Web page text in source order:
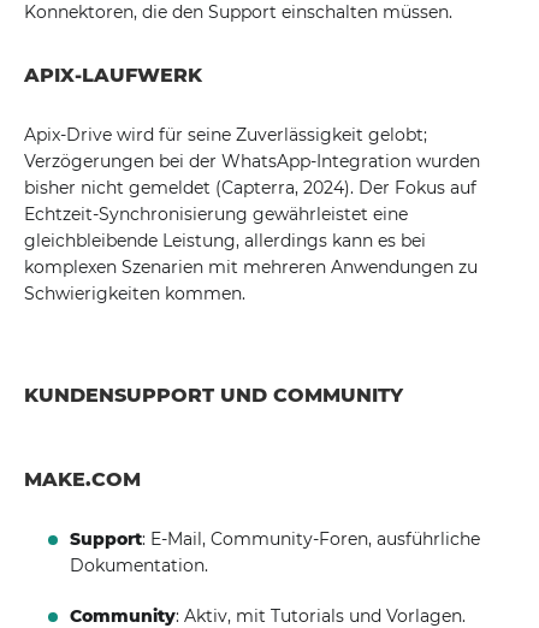
Konnektoren, die den Support einschalten müssen.
APIX-LAUFWERK
Apix-Drive wird für seine Zuverlässigkeit gelobt;
Verzögerungen bei der WhatsApp-Integration wurden
bisher nicht gemeldet (Capterra, 2024). Der Fokus auf
Echtzeit-Synchronisierung gewährleistet eine
gleichbleibende Leistung, allerdings kann es bei
komplexen Szenarien mit mehreren Anwendungen zu
Schwierigkeiten kommen.
KUNDENSUPPORT UND COMMUNITY
MAKE.COM
Support: E-Mail, Community-Foren, ausführliche
Dokumentation.
Community: Aktiv, mit Tutorials und Vorlagen.